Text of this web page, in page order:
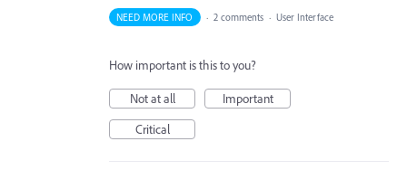
NEED MORE INFO · 2 comments · User Interface
How important is this to you?
Not at all
Important
Critical